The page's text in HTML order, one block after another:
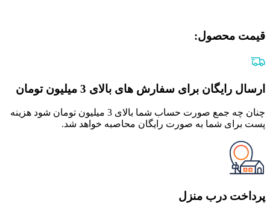
قیمت محصول:​
ارسال رایگان برای سفارش های بالای 3 میلیون تومان
چنان چه جمع صورت حساب شما بالای 3 میلیون تومان شود هزینه
پست برای شما به صورت رایگان محاصبه خواهد شد.
پرداخت درب منزل